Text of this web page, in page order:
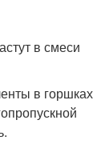
в смеси
в горшках